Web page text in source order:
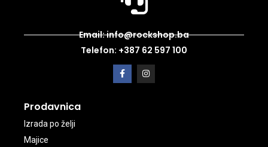
Email: info@rockshop.ba
Telefon: +387 62 597 100
Prodavnica
Izrada po želji
Majice